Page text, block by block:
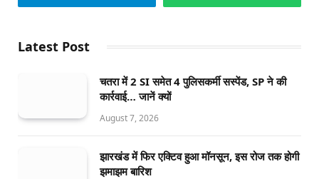
Latest Post
चतरा में 2 SI समेत 4 पुलिसकर्मी सस्पेंड, SP ने की
कार्रवाई… जानें क्यों
August 7, 2026
झारखंड में फिर एक्टिव हुआ मॉनसून, इस रोज तक होगी
झमाझम बारिश